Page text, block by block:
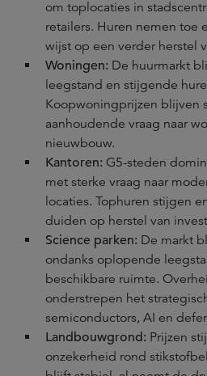
om toplocaties in
retailers. Huren nemen toe
wijst op een verder herstel
Woningen: De huurmarkt
leegstand en stijgende
Koopwoningprijzen blijven
aanhoudende vraag naar
nieuwbouw.
Kantoren: G5-steden
met sterke vraag naar
locaties. Tophuren stijgen
duiden op herstel van
Science parken: De markt
ondanks oplopende
beschikbare ruimte.
onderstrepen het
semiconductors, AI en
Landbouwgrond: Prijzen
onzekerheid rond